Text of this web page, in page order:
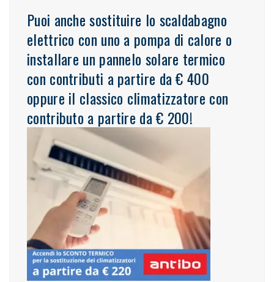
Puoi anche sostituire lo scaldabagno
elettrico con uno a pompa di calore o
installare un pannelo solare termico
con contributi a partire da € 400
oppure il classico climatizzatore con
contributo a partire da € 200!